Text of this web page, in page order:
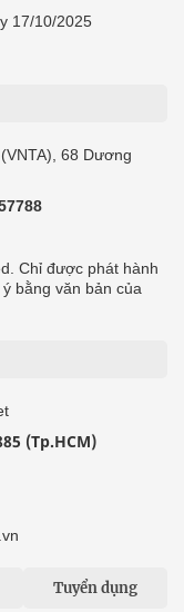
17/10/2025
68 Dương
Chỉ được phát hành
bằng văn bản của
(Tp.HCM)
Tuyển dụng